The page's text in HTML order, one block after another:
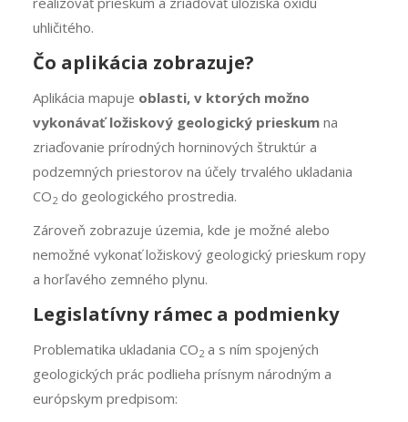
uhličitého.
Čo aplikácia zobrazuje?
Aplikácia mapuje oblasti, v ktorých možno
vykonávať ložiskový geologický prieskumna
zriaďovanie prírodných horninových štruktúr a
podzemných priestorov na účely trvalého ukladania
CO2do geologického prostredia.
Zároveň zobrazuje územia, kde je možné alebo
nemožné vykonať ložiskový geologický prieskum ropy
a horľavého zemného plynu.
Legislatívny rámec a podmienky
Problematika ukladania CO2a s ním spojených
geologických prác podlieha prísnym národným a
európskym predpisom: